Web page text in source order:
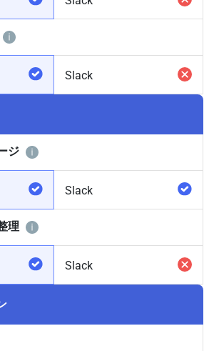
Slack
ジ
Slack
理
Slack